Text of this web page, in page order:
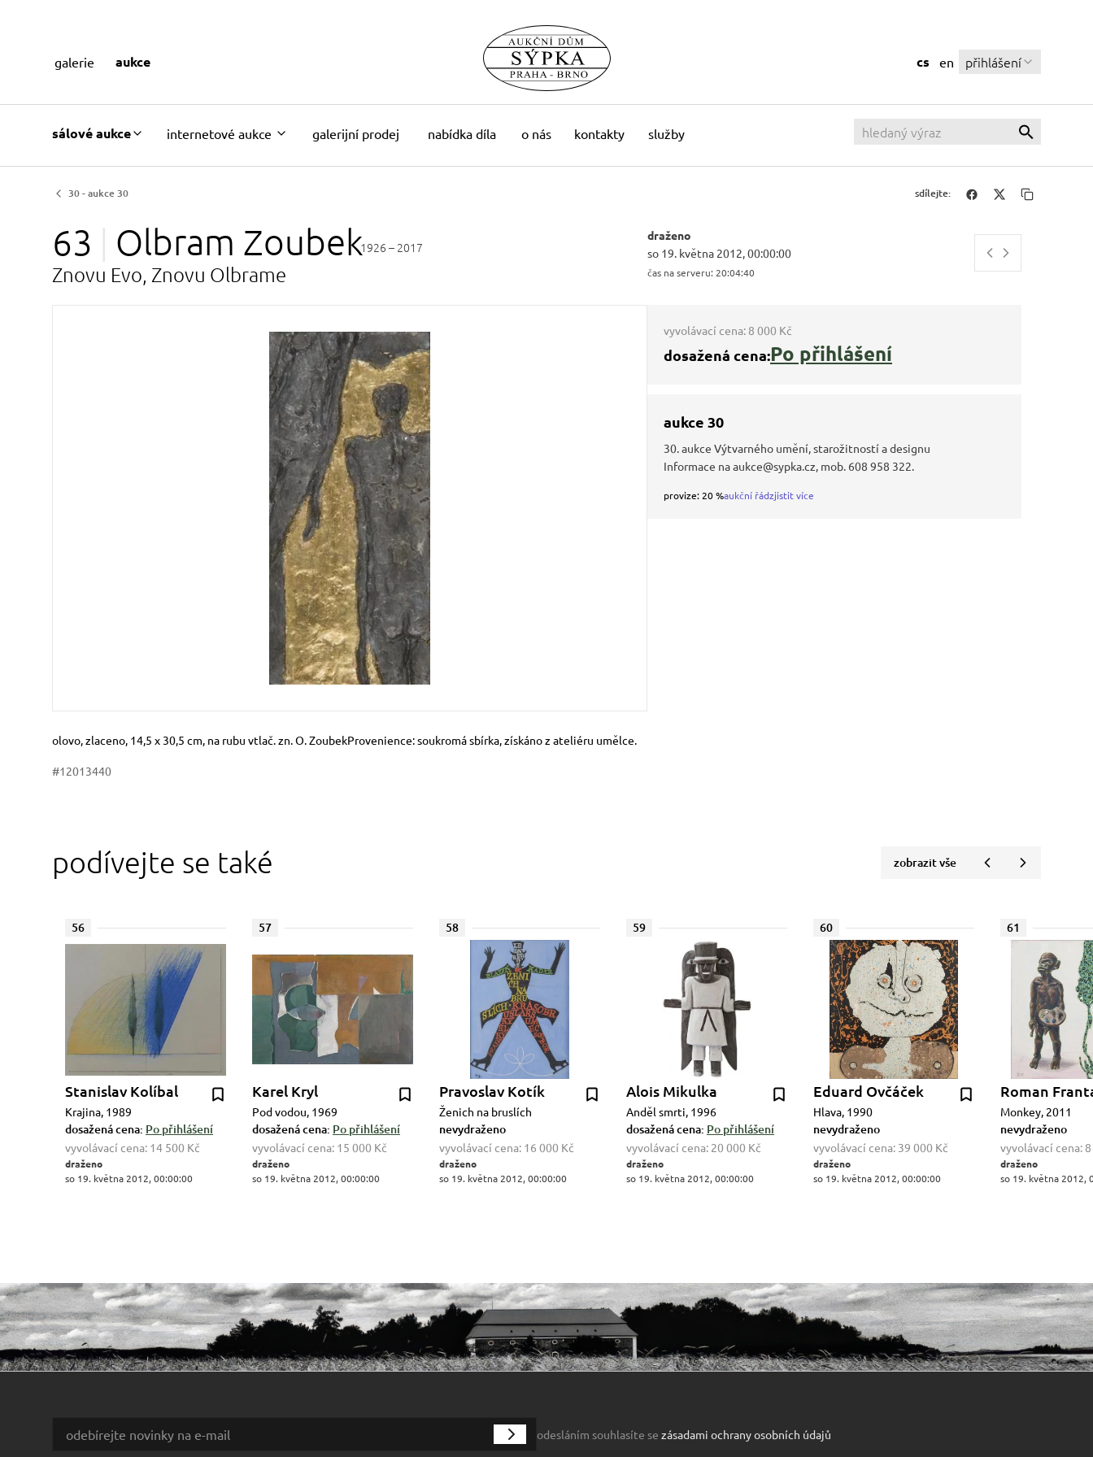
sálové aukce internetové aukce galerijní prodej nabídka díla o nás kontakty služby
cs en přihlášení
galerie aukce
30 - aukce 30 sdílejte:
63 Olbram Zoubek1926 – 2017
Znovu Evo, Znovu Olbrame
draženo
so 19. května 2012, 00:00:00
čas na serveru: 20:04:41
Rozměry
Stručný popis předmětu
olovo, zlaceno, 14,5 x 30,5 cm, na rubu vtlač. zn. O. ZoubekProvenience: soukromá sbírka, získáno z ateliéru umělce.
#12013440
vyvolávací cena: 8 000 Kč
dosažená cena:Po přihlášení
aukce 30
30. aukce Výtvarného umění, starožitností a designu
Informace na aukce@sypka.cz, mob. 608 958 322.
provize: 20 %aukční řádzjistit více
podívejte se také zobrazit vše
56
Stanislav Kolíbal
Krajina, 1989
dosažená cena: Po přihlášení
vyvolávací cena: 14 500 Kč
draženo
so 19. května 2012, 00:00:00
57
Karel Kryl
Pod vodou, 1969
dosažená cena: Po přihlášení
vyvolávací cena: 15 000 Kč
draženo
so 19. května 2012, 00:00:00
58
Pravoslav Kotík
Ženich na bruslích
nevydraženo
vyvolávací cena: 16 000 Kč
draženo
so 19. května 2012, 00:00:00
59
Alois Mikulka
Anděl smrti, 1996
dosažená cena: Po přihlášení
vyvolávací cena: 20 000 Kč
draženo
so 19. května 2012, 00:00:00
60
Eduard Ovčáček
Hlava, 1990
nevydraženo
vyvolávací cena: 39 000 Kč
draženo
so 19. května 2012, 00:00:00
61
Roman
Monkey, 2011
nevydraženo
vyvolávací cena:
draženo
so 19. května 2012,
odesláním souhlasíte se zásadami ochrany osobních údajů